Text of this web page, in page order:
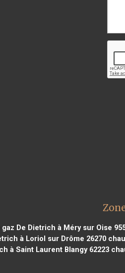
De Dietrich à Méry sur Oise
à Loriol sur Drôme 26270
à Saint Laurent Blangy 62223